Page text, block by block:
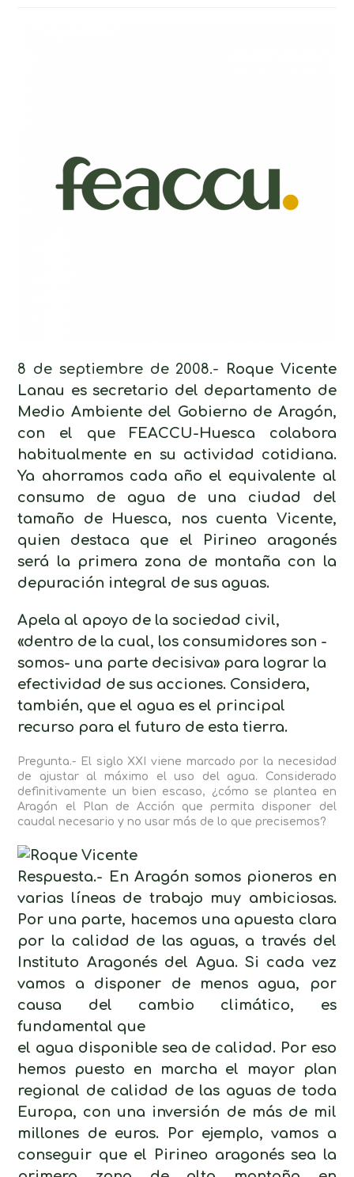
8 de septiembre de 2008.- Roque Vicente
Lanau es secretario del departamento de
Medio Ambiente del Gobierno de Aragón,
con el que FEACCU-Huesca colabora
habitualmente en su actividad cotidiana.
Ya ahorramos cada año el equivalente al
consumo de agua de una ciudad del
tamaño de Huesca, nos cuenta Vicente,
quien destaca que el Pirineo aragonés
será la primera zona de montaña con la
depuración integral de sus aguas.
Apela al apoyo de la sociedad civil,
«dentro de la cual, los consumidores son -
somos- una parte decisiva» para lograr la
efectividad de sus acciones. Considera,
también, que el agua es el principal
recurso para el futuro de esta tierra.
Pregunta.- El siglo XXI viene marcado por la necesidad
de ajustar al máximo el uso del agua. Considerado
definitivamente un bien escaso, ¿cómo se plantea en
Aragón el Plan de Acción que permita disponer del
caudal necesario y no usar más de lo que precisemos?
Respuesta.- En Aragón somos pioneros en
varias líneas de trabajo muy ambiciosas.
Por una parte, hacemos una apuesta clara
por la calidad de las aguas, a través del
Instituto Aragonés del Agua. Si cada vez
vamos a disponer de menos agua, por
causa del cambio climático, es
fundamental que
el agua disponible sea de calidad. Por eso
hemos puesto en marcha el mayor plan
regional de calidad de las aguas de toda
Europa, con una inversión de más de mil
millones de euros. Por ejemplo, vamos a
conseguir que el Pirineo aragonés sea la